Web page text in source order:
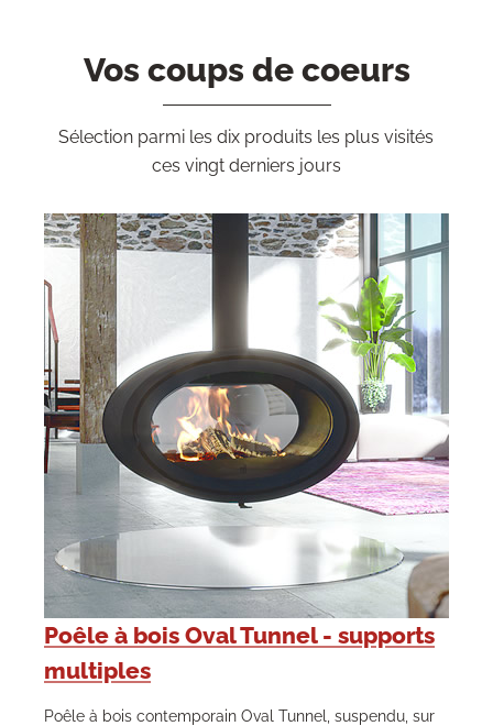
Vos coups de coeurs
Sélection parmi les dix produits les plus visités
ces vingt derniers jours
Poêle à bois Oval Tunnel - supports
multiples
Poêle à bois contemporain Oval Tunnel, suspendu, sur